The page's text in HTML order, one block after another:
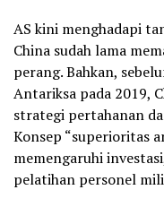
AS kini menghadapi
China sudah lama
perang. Bahkan,
Antariksa pada 2019,
strategi pertahanan
Konsep “superioritas
memengaruhi
pelatihan personel